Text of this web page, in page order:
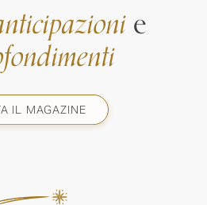
e
IL MAGAZINE